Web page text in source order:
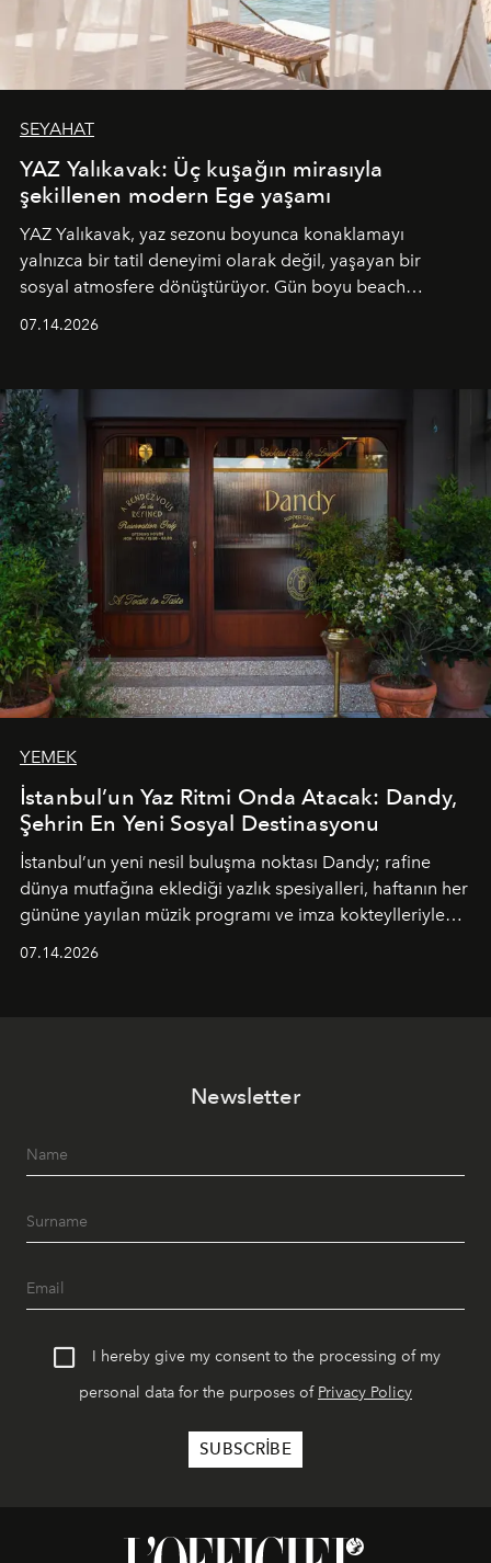
SEYAHAT
YAZ Yalıkavak: Üç kuşağın mirasıyla
şekillenen modern Ege yaşamı
YAZ Yalıkavak, yaz sezonu boyunca konaklamayı
yalnızca bir tatil deneyimi olarak değil, yaşayan bir
sosyal atmosfere dönüştürüyor. Gün boyu beach
tematik gastronomi geceleri misafirlerle buluşuyor.
Paylaşıma, lezzete ve müziğe odaklanan bu özel
akşamlar, YAZ’ın sade lüks anlayışını gün batımından
geceye taşıyarak her hafta farklı bir deneyim sunuyor.
07.14.2026
YEMEK
İstanbul’un Yaz Ritmi Onda Atacak: Dandy,
Şehrin En Yeni Sosyal Destinasyonu
İstanbul’un yeni nesil buluşma noktası Dandy; rafine
dünya mutfağına eklediği yazlık spesiyalleri, haftanın her
gününe yayılan müzik programı ve imza kokteylleriyle
07.14.2026
Newsletter
I hereby give my consent to the processing of my
personal data for the purposes of Privacy Policy